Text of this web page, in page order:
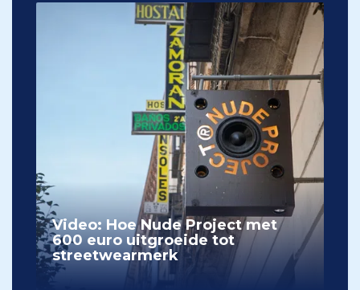
Video: Hoe Nude Project met
600 euro uitgroeide tot
streetwearmerk